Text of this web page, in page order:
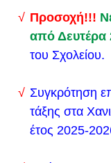
οι μαθητές
Από τη
οι
εγγραφής
Προσοχή!!!
από Δευτέρα
του Σχολείου.
Συγκρότηση
τάξης στα
έτος 2025-